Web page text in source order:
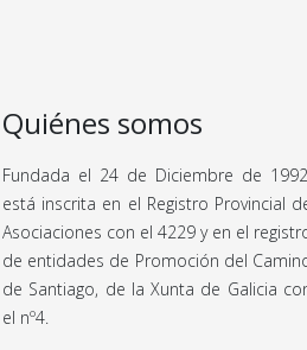
Quiénes somos
Fundada el 24 de Diciembre de
está inscrita en el Registro Provincial
Asociaciones con el 4229 y en el
de entidades de Promoción del
de Santiago, de la Xunta de Galicia
el nº4.